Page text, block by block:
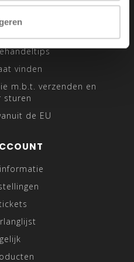
vinden
m.b.t. verzenden en
sturen
de EU